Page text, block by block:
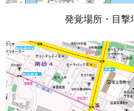
発覚場所・目撃